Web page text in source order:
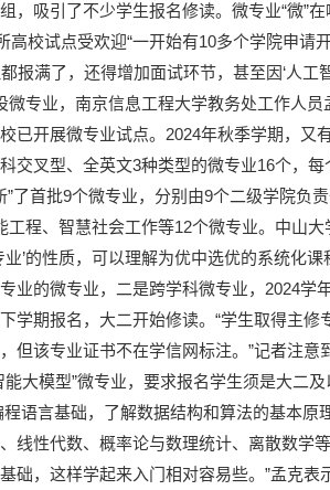
，吸引了不少学生报名修读。微专业“微”在
高校试点受欢迎“一开始有10多个学院申请
满了，还得增加面试环节，甚至因‘人工
专业，南京信息工程大学教务处工作人
已开展微专业试点。2024年秋季学期，又
交叉型、全英文3种类型的微专业16个，每
了首批9个微专业，分别由9个二级学院负
程、智慧社会工作等12个微专业。中山
业’的性质，可以理解为优中选优的系统化
业的微专业，二是跨学科微专业，2024学
学期报名，大二开始修读。“学生取得主修
但该专业证书不在学信网标注。”记者注意
大模型”微专业，要求报名学生须是大二
语言基础，了解数据结构和算法的基本原
线性代数、概率论与数理统计、离散数学
础，这样学起来入门相对容易些。”孟克表